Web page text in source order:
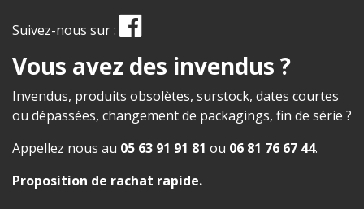
Suivez-nous sur :
Vous avez des invendus ?
Invendus, produits obsolètes, surstock, dates courtes
ou dépassées, changement de packagings, fin de série ?
Appellez nous au 05 63 91 91 81 ou 06 81 76 67 44.
Proposition de rachat rapide.